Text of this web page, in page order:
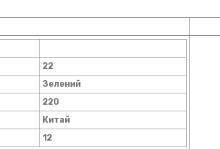
22
Зелений
220
Китай
12